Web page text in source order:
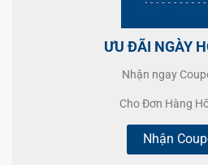
ƯU ĐÃI NGÀY
Nhận ngay
Cho Đơn Hàng
Nhận